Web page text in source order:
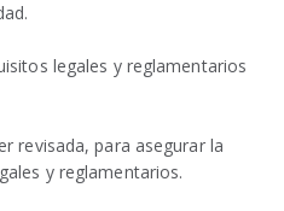
legales y reglamentarios
revisada, para asegurar la
y reglamentarios.